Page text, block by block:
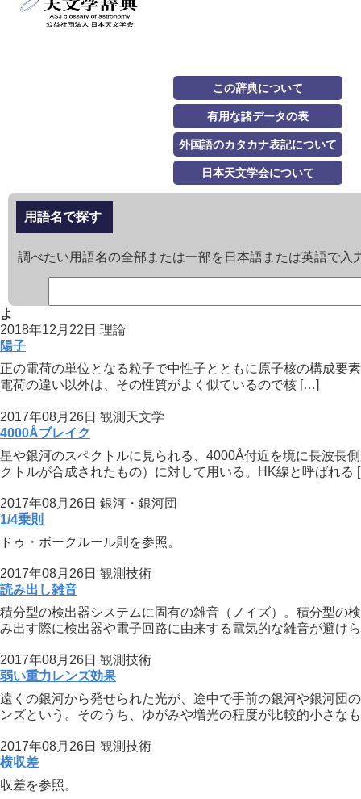
この辞典について
有用な諸データの表
外国語のカタカナ表記について
日本天文学会について
用語名で探す
調べたい用語名の全部または一部を日本語または英語で入
よ
2018年12月22日 理論
陽子
正の電荷の単位となる粒子で中性子とともに原子核の構成要
電荷の違い以外は、その性質がよく似ているので核 […]
2017年08月26日 観測天文学
4000Åブレイク
星や銀河のスペクトルに見られる、4000Å付近を境に長波長
クトルが合成されたもの）に対して用いる。HK線と呼ばれる
2017年08月26日 銀河・銀河団
1/4乗則
ドゥ・ボークルール則を参照。
2017年08月26日 観測技術
読み出し雑音
積分型の検出器システムに固有の雑音（ノイズ）。積分型の
み出す際に検出器や電子回路に由来する電気的な雑音が避け
2017年08月26日 観測技術
弱い重力レンズ効果
遠くの銀河から発せられた光が、途中で手前の銀河や銀河団
ンズという。そのうち、ゆがみや増光の程度が比較的小さな
2017年08月26日 観測技術
横収差
収差を参照。